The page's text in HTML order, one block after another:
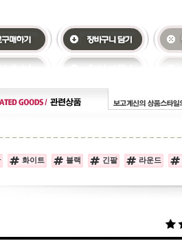
화이트 블랙 긴팔 라운드